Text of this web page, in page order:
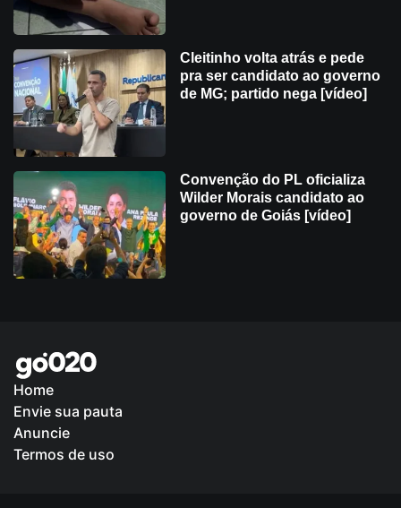
Cleitinho volta atrás e pede
pra ser candidato ao governo
de MG; partido nega [vídeo]
Convenção do PL oficializa
Wilder Morais candidato ao
governo de Goiás [vídeo]
Home
Envie sua pauta
Anuncie
Termos de uso